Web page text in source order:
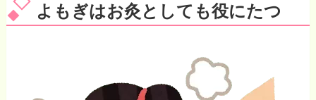
よもぎはお灸としても役にたつ